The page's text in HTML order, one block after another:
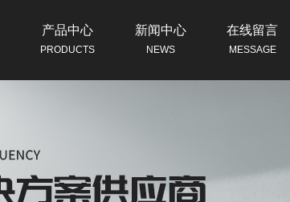
产品中心
PRODUCTS
新闻中心
NEWS
在线留言
MESSAGE